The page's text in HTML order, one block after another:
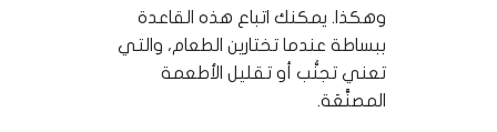
وهكذا. يمكنك اتباع هذه القاعدة
ببساطة عندما تختارين الطعام، والتي
تعني تجنُّب أو تقليل الأطعمة
المصنَّعَة.